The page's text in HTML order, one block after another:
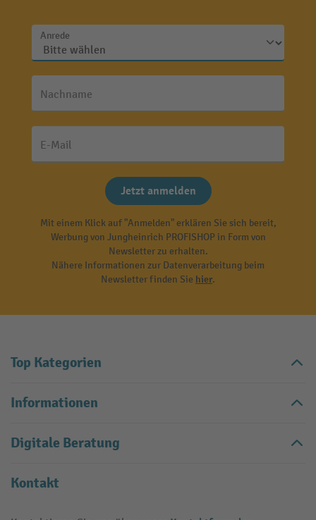
Anrede
Nachname
E-Mail
Jetzt anmelden
Mit einem Klick auf "Anmelden" erklären Sie sich bereit,
Werbung von Jungheinrich PROFISHOP in Form von
Newsletter zu erhalten.
Nähere Informationen zur Datenverarbeitung beim
Newsletter finden Sie hier.
Top Kategorien
Informationen
Digitale Beratung
Kontakt